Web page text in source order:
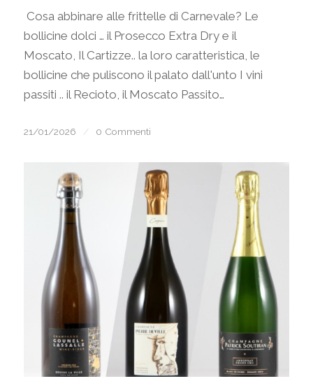
Cosa abbinare alle frittelle di Carnevale? Le
bollicine dolci … il Prosecco Extra Dry e il
Moscato, Il Cartizze.. la loro caratteristica, le
bollicine che puliscono il palato dall'unto I vini
passiti .. il Recioto, il Moscato Passito…
21/01/2026 / 0 Commenti